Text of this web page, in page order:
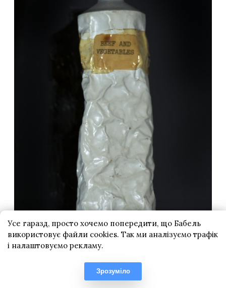
Усе гаразд, просто хочемо попередити, що Бабель
використовує файли cookies. Так ми аналізуємо трафік
і налаштовуємо рекламу.
Зрозуміло